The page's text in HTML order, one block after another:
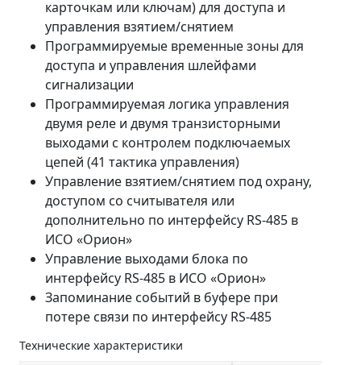
карточкам или ключам) для доступа и
управления взятием/снятием
Программируемые временные зоны для
доступа и управления шлейфами
сигнализации
Программируемая логика управления
двумя реле и двумя транзисторными
выходами с контролем подключаемых
цепей (41 тактика управления)
Управление взятием/снятием под охрану,
доступом со считывателя или
дополнительно по интерфейсу RS-485 в
ИСО «Орион»
Управление выходами блока по
интерфейсу RS-485 в ИСО «Орион»
Запоминание событий в буфере при
потере связи по интерфейсу RS-485
Технические характеристики